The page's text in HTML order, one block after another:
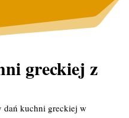
greckiej z
dań kuchni greckiej w